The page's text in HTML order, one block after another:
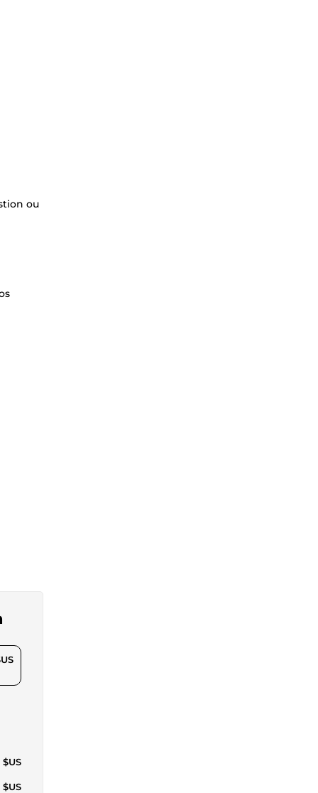
ou
$US
$US